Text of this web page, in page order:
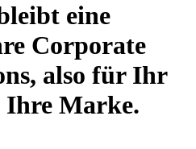
eine
Corporate
also für Ihr
Ihre Marke.